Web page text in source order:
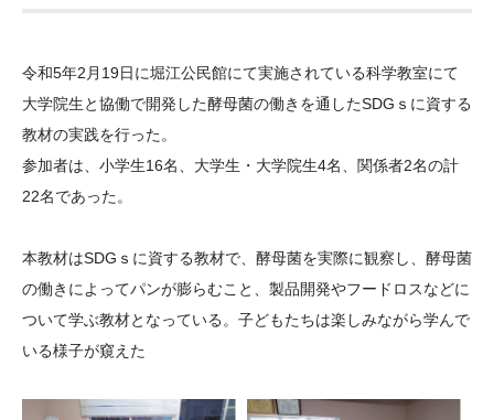
役員・評議員 公開情報
年報一覧
大学院生奨学金
国際学生交流プログラ
ム
科学教育振興助成・
次世代理系人材育成プ
アクセス よくあるご質問
サイトマップ 中谷財団アーカイブ
日本語 English マイページ
令和5年2 月 19日に堀江公民館にて実施されている科学教室にて
大学院生と協働で開発した酵母菌の働きを通したSDG ｓに資する
教材の実践を行った。
参加者は、小学生16名、大学生・大学院生4名、関係者2名の計
22名であった。
本教材はSDG ｓに資する教材で、酵母菌を実際に観察し、酵母菌
の働きによってパンが膨らむこと、製品開発やフードロスなどに
ついて学ぶ教材となっている。子どもたちは楽しみながら学んで
いる様子が窺えた